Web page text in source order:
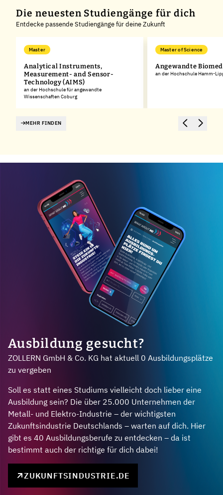
Die neuesten Studiengänge für dich
Entdecke passende Studiengänge für deine Zukunft
Master
Analytical Instruments,
Measurement- and Sensor-
Technology (AIMS)
an der Hochschule für angewandte
Wissenschaften Coburg
Master of Science
Angewandte
an der Hochschule Hamm-
MEHR FINDEN
Ausbildung gesucht?
ZOLLERN GmbH & Co. KG hat aktuell 0 Ausbildungsplätze
zu vergeben
Soll es statt eines Studiums vielleicht doch lieber eine
Ausbildung sein? Die über 25.000 Unternehmen der
Metall- und Elektro-Industrie – der wichtigsten
Zukunftsindustrie Deutschlands – warten auf dich. Hier
gibt es 40 Ausbildungsberufe zu entdecken – da ist
bestimmt auch der richtige für dich dabei!
ZUKUNFTSINDUSTRIE.DE